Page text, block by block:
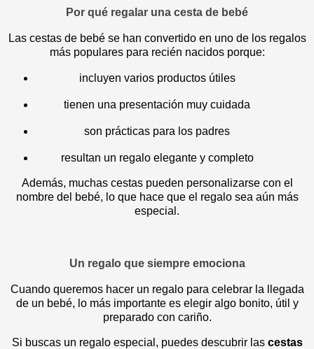
Por qué regalar una cesta de bebé
Las cestas de bebé se han convertido en uno de los regalos
más populares para recién nacidos porque:
incluyen varios productos útiles
tienen una presentación muy cuidada
son prácticas para los padres
resultan un regalo elegante y completo
Además, muchas cestas pueden personalizarse con el
nombre del bebé, lo que hace que el regalo sea aún más
especial.
Un regalo que siempre emociona
Cuando queremos hacer un regalo para celebrar la llegada
de un bebé, lo más importante es elegir algo bonito, útil y
preparado con cariño.
Si buscas un regalo especial, puedes descubrir las cestas